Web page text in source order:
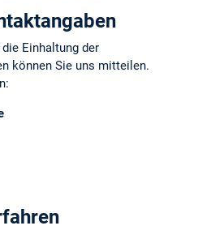
Einhaltung der
können Sie uns mitteilen.